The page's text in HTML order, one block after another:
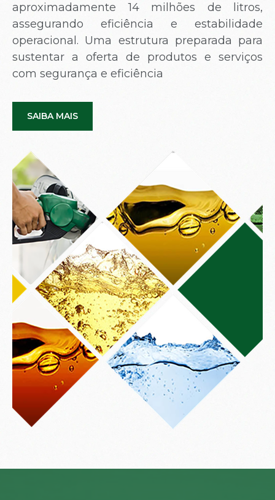
aproximadamente 14 milhões de litros,
assegurando eficiência e estabilidade
operacional. Uma estrutura preparada para
sustentar a oferta de produtos e serviços
com segurança e eficiência
SAIBA MAIS